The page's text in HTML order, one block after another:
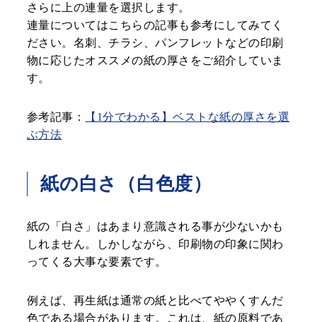
さらに上の連量を選択します。
連量についてはこちらの記事も参考にしてみてく
ださい。名刺、チラシ、パンフレットなどの印刷
物に応じたオススメの紙の厚さをご紹介していま
す。
参考記事：
【1分でわかる】ベストな紙の厚さを選
ぶ方法
紙の白さ（白色度）
紙の「白さ」はあまり意識される事が少ないかも
しれません。しかしながら、印刷物の印象に関わ
ってくる大事な要素です。
例えば、再生紙は通常の紙と比べてややくすんだ
色である場合があります。これは、紙の原料であ